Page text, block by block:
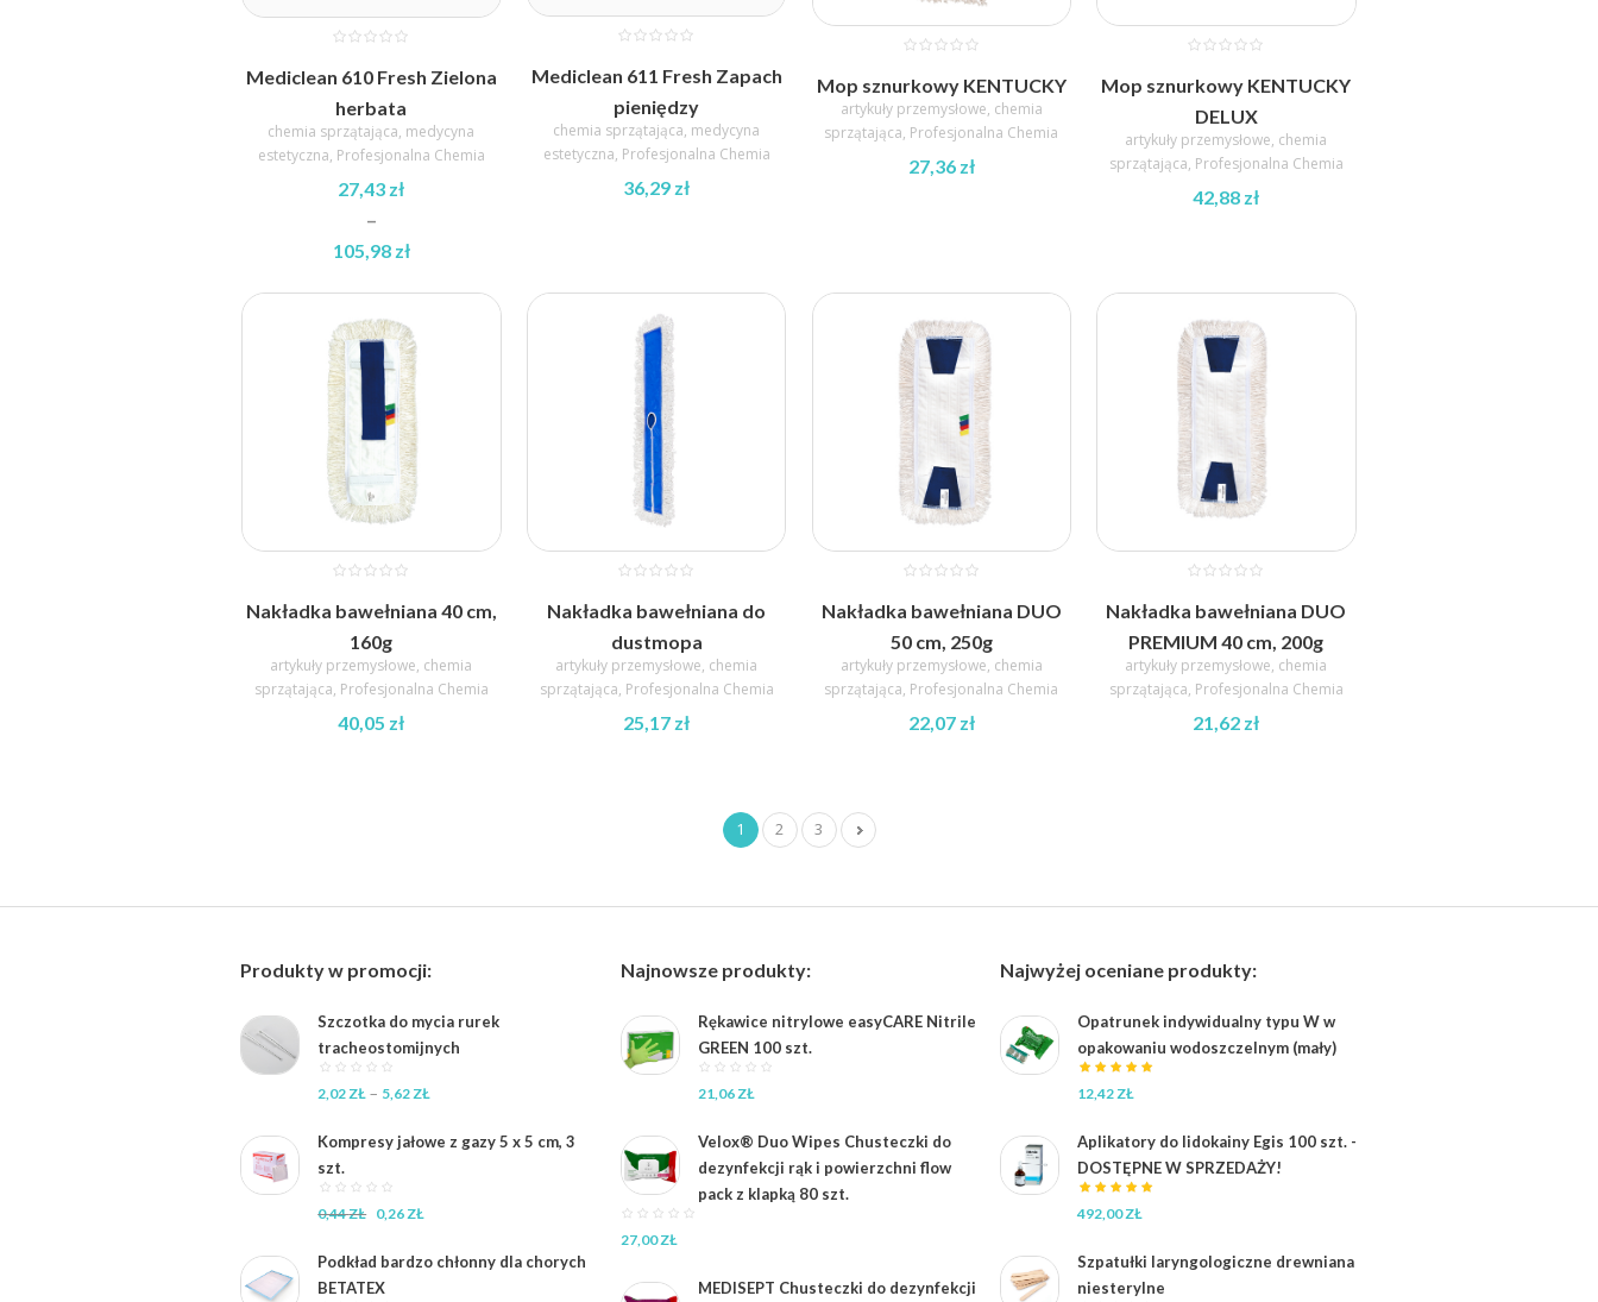
Mediclean 610 Fresh Zielona
herbata
chemia sprzątająca, medycyna
estetyczna, Profesjonalna Chemia
27,43 zł
–
105,98 zł
cen:
Mediclean 611 Fresh Zapach
pieniędzy
chemia sprzątająca, medycyna
estetyczna, Profesjonalna Chemia
36,29 zł
Mop sznurkowy KENTUCKY
artykuły przemysłowe, chemia
sprzątająca, Profesjonalna Chemia
27,36 zł
Mop sznurkowy KENTUCKY
DELUX
artykuły przemysłowe, chemia
sprzątająca, Profesjonalna Chemia
42,88 zł
Nakładka bawełniana 40 cm,
160g
artykuły przemysłowe, chemia
sprzątająca, Profesjonalna Chemia
40,05 zł
Nakładka bawełniana do
dustmopa
artykuły przemysłowe, chemia
sprzątająca, Profesjonalna Chemia
25,17 zł
Nakładka bawełniana DUO
50 cm, 250g
artykuły przemysłowe, chemia
sprzątająca, Profesjonalna Chemia
22,07 zł
Nakładka bawełniana DUO
PREMIUM 40 cm, 200g
artykuły przemysłowe, chemia
sprzątająca, Profesjonalna Chemia
21,62 zł
1 2 3
Produkty w promocji:
Szczotka do mycia rurek
tracheostomijnych
2,02ZŁ – 5,62ZŁZakres
od
Kompresy jałowe z gazy 5 x 5 cm, 3
szt.
0,44ZŁ Pierwotna
wynosiła:
0,44 zł.
0,26ZŁAktualna
wynosi:
Podkład bardzo chłonny dla chorych
BETATEX
Najnowsze produkty:
Rękawice nitrylowe easyCARE Nitrile
GREEN 100 szt.
21,06ZŁ
Velox® Duo Wipes Chusteczki do
dezynfekcji rąk i powierzchni flow
pack z klapką 80 szt.
27,00ZŁ
MEDISEPT Chusteczki do dezynfekcji
Najwyżej oceniane produkty:
Opatrunek indywidualny typu W w
opakowaniu wodoszczelnym (mały)
12,42ZŁ
Aplikatory do lidokainy Egis 100 szt. -
DOSTĘPNE W SPRZEDAŻY!
492,00ZŁ
Szpatułki laryngologiczne drewniana
niesterylne